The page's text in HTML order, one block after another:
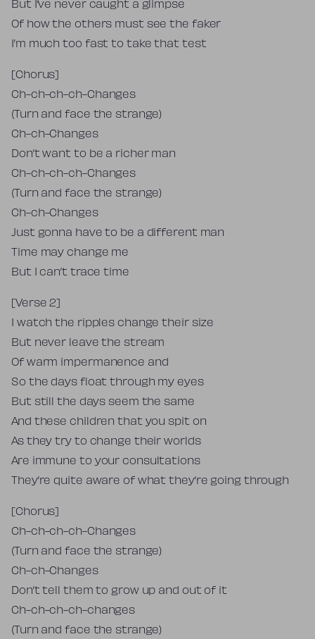
But I’ve never caught a glimpse
Of how the others must see the faker
I’m much too fast to take that test
[Chorus]
Ch-ch-ch-ch-Changes
(Turn and face the strange)
Ch-ch-Changes
Don’t want to be a richer man
Ch-ch-ch-ch-Changes
(Turn and face the strange)
Ch-ch-Changes
Just gonna have to be a different man
Time may change me
But I can’t trace time
[Verse 2]
I watch the ripples change their size
But never leave the stream
Of warm impermanence and
So the days float through my eyes
But still the days seem the same
And these children that you spit on
As they try to change their worlds
Are immune to your consultations
They’re quite aware of what they’re going through
[Chorus]
Ch-ch-ch-ch-Changes
(Turn and face the strange)
Ch-ch-Changes
Don’t tell them to grow up and out of it
Ch-ch-ch-ch-changes
(Turn and face the strange)